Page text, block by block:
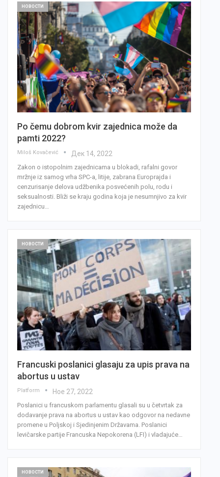
НОВОСТИ
Po čemu dobrom kvir zajednica može da
pamti 2022?
Miloš Kovačević Дек 14, 2022
Zakon o istopolnim zajednicama u blokadi, rafalni govor
mržnje iz samog vrha SPC-a, litije, zabrana Europrajda i
cenzurisanje delova udžbenika posvećenih polu, rodu i
seksualnosti. Bliži se kraju godina koja je nesumnjivo za kvir
zajednicu…
НОВОСТИ
Francuski poslanici glasaju za upis prava na
abortus u ustav
Platform Ное 27, 2022
Poslanici u francuskom parlamentu glasali su u četvrtak za
dodavanje prava na abortus u ustav kao odgovor na nedavne
promene u Poljskoj i Sjedinjenim Državama. Poslanici
levičarske partije Francuska Nepokorena (LFI) i vladajuće…
НОВОСТИ